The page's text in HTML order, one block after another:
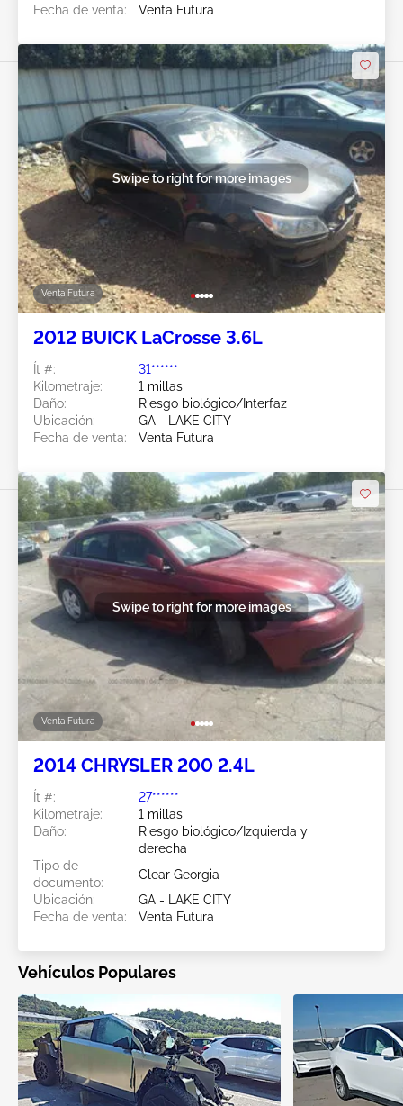
Fecha de venta:
Venta Futura
Venta Futura
Swipe to right for more images
2012 BUICK LaCrosse 3.6L
Ít #:
31******
Kilometraje:
1 millas
Daño:
Riesgo biológico/Interfaz
Ubicación:
GA - LAKE CITY
Fecha de venta:
Venta Futura
Venta Futura
Swipe to right for more images
2014 CHRYSLER 200 2.4L
Ít #:
27******
Kilometraje:
1 millas
Daño:
Riesgo biológico/Izquierda y
derecha
Tipo de
documento:
Clear Georgia
Ubicación:
GA - LAKE CITY
Fecha de venta:
Venta Futura
Vehículos Populares